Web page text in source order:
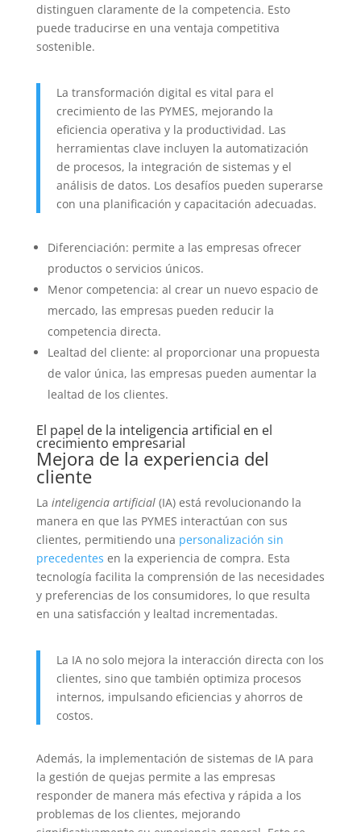
distinguen claramente de la competencia. Esto
puede traducirse en una ventaja competitiva
sostenible.
La transformación digital es vital para el
crecimiento de las PYMES, mejorando la
eficiencia operativa y la productividad. Las
herramientas clave incluyen la automatización
de procesos, la integración de sistemas y el
análisis de datos. Los desafíos pueden superarse
con una planificación y capacitación adecuadas.
Diferenciación: permite a las empresas ofrecer
productos o servicios únicos.
Menor competencia: al crear un nuevo espacio de
mercado, las empresas pueden reducir la
competencia directa.
Lealtad del cliente: al proporcionar una propuesta
de valor única, las empresas pueden aumentar la
lealtad de los clientes.
El papel de la inteligencia artificial en el
crecimiento empresarial
Mejora de la experiencia del
cliente
La inteligencia artificial(IA) está revolucionando la
manera en que las PYMES interactúan con sus
clientes, permitiendo una personalización sin
precedentes en la experiencia de compra. Esta
tecnología facilita la comprensión de las necesidades
y preferencias de los consumidores, lo que resulta
en una satisfacción y lealtad incrementadas.
La IA no solo mejora la interacción directa con los
clientes, sino que también optimiza procesos
internos, impulsando eficiencias y ahorros de
costos.
Además, la implementación de sistemas de IA para
la gestión de quejas permite a las empresas
responder de manera más efectiva y rápida a los
problemas de los clientes, mejorando